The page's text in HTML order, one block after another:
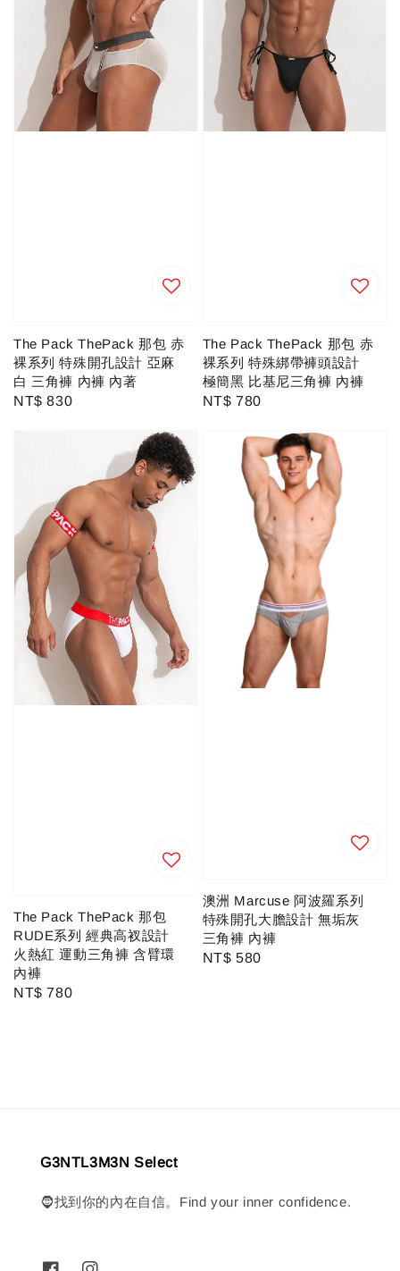
The Pack ThePack 那包 赤
裸系列 特殊開孔設計 亞麻
白 三角褲 內褲 內著
Regular
NT$ 830
The Pack ThePack 那包 赤
裸系列 特殊綁帶褲頭設計
極簡黑 比基尼三角褲 內褲
Regular
NT$ 780
The Pack ThePack 那包
RUDE系列 經典高衩設計
火熱紅 運動三角褲 含臂環
內褲
Regular
NT$ 780
澳洲 Marcuse 阿波羅系列
特殊開孔大膽設計 無垢灰
三角褲 內褲
Regular
NT$ 580
G3NTL3M3N Select
🧔找到你的內在自信。Find your inner confidence.